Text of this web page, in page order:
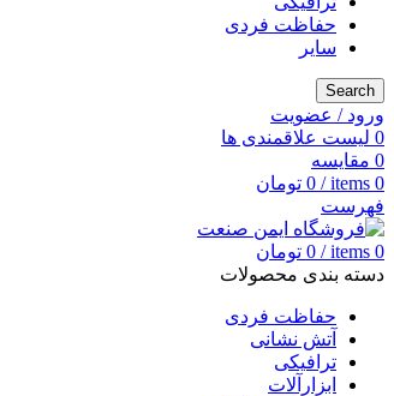
حفاظت فردی
سایر
Search
ورود / عضویت
0 لیست علاقمندی ها
0 مقایسه
0
items
/
0 تومان
فهرست
0
items
/
0 تومان
دسته بندی محصولات
حفاظت فردی
آتش نشانی
ترافیکی
ابزارآلات